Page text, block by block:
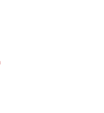
Schicksal ereilte
den April angesetzte
Preises an die
Doch zumindest
nun – wenn auch in
nachgeholt. Und so
16.07.2020 um 16:00